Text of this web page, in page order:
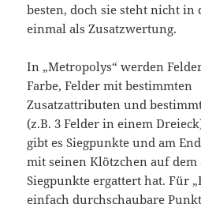
besten, doch sie steht nicht in
einmal als Zusatzwertung.
In „Metropolys“ werden
Farbe, Felder mit bestimmten
Zusatzattributen und
(z.B. 3 Felder in einem
gibt es Siegpunkte und am
mit seinen Klötzchen auf dem
Siegpunkte ergattert hat. Für
einfach durchschaubare